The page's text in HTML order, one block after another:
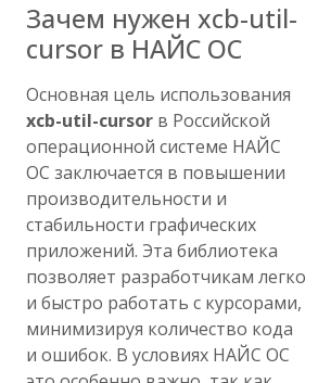
Зачем нужен xcb-util-
cursor в НАЙС ОС
Основная цель использования
xcb-util-cursor в Российской
операционной системе НАЙС
ОС заключается в повышении
производительности и
стабильности графических
приложений. Эта библиотека
позволяет разработчикам легко
и быстро работать с курсорами,
минимизируя количество кода
и ошибок. В условиях НАЙС ОС